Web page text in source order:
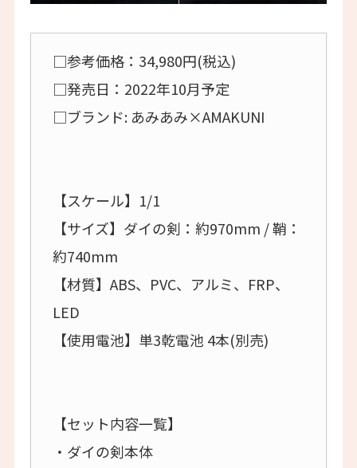
□参考価格：34,980円(税込)
□発売日：2022年10月予定
□ブランド: あみあみ×AMAKUNI
【スケール】1/1
【サイズ】ダイの剣：約970mm / 鞘：
約740mm
【材質】ABS、PVC、アルミ、FRP、
LED
【使用電池】単3乾電池 4本(別売)
【セット内容一覧】
・ダイの剣本体